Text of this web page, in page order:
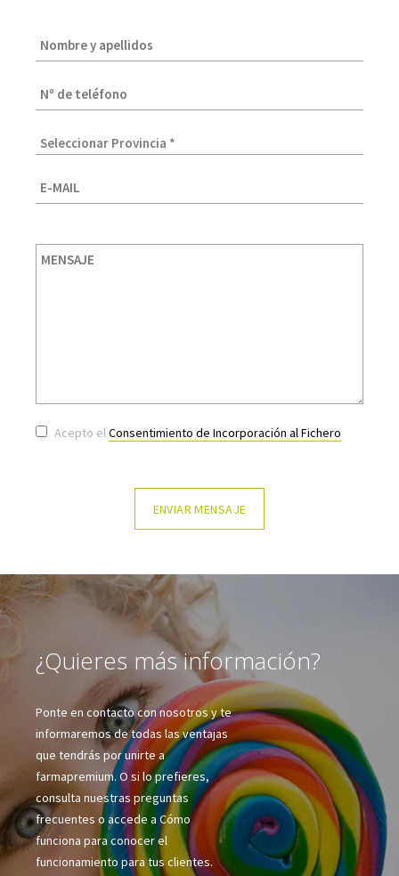
Acepto elConsentimiento de Incorporación al Fichero
¿Quieres más información?
Ponte en contacto con nosotros y te
informaremos de todas las ventajas
que tendrás por unirte a
farmapremium. O si lo prefieres,
consulta nuestras preguntas
frecuentes o accede a Cómo
funciona para conocer el
funcionamiento para tus clientes.